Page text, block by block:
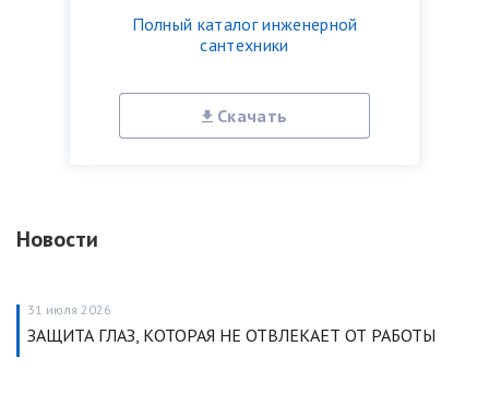
Полный каталог инженерной
сантехники
Скачать
Новости
31 июля 2026
ЗАЩИТА ГЛАЗ, КОТОРАЯ НЕ ОТВЛЕКАЕТ ОТ РАБОТЫ